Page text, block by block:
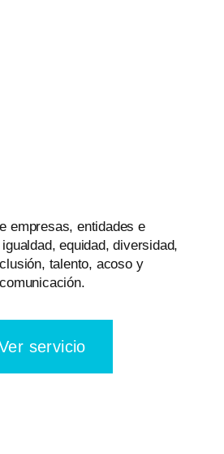
empresas, entidades e
equidad, diversidad,
talento, acoso y
comunicación.
servicio